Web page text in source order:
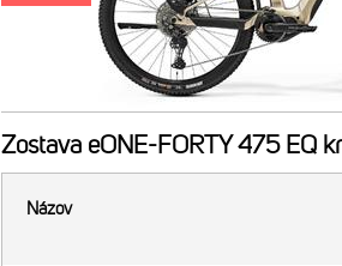
Zostava eONE-FORTY 475 EQ
Názov